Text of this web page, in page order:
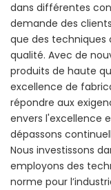
dans différentes
demande des
que des techniques
qualité. Avec de
produits de haute
excellence de
répondre aux
envers l'excellence
dépassons
Nous investissons
employons des
norme pour